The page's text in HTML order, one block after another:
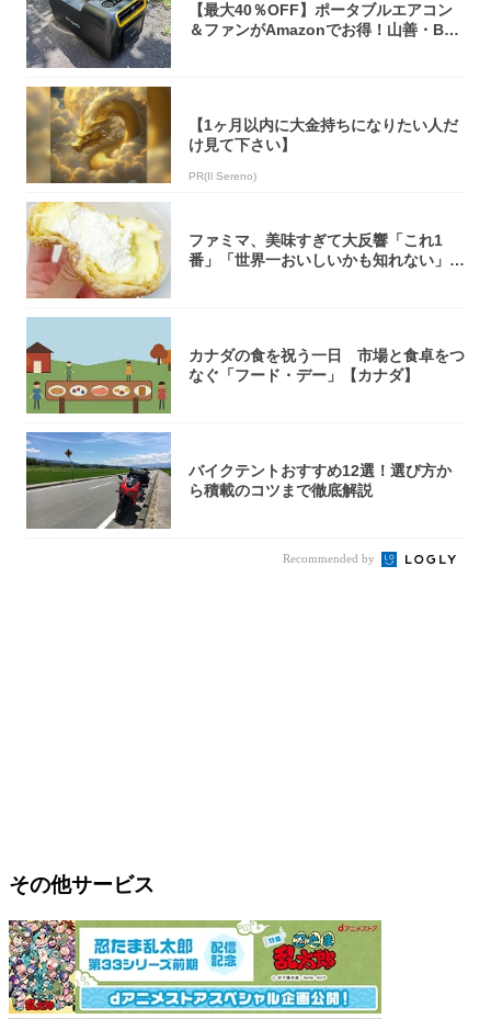
【最大40％OFF】ポータブルエアコン
＆ファンがAmazonでお得！山善・Bo
【1ヶ月以内に大金持ちになりたい人だ
け見て下さい】
PR(Il Sereno)
ファミマ、美味すぎて大反響「これ1
番」「世界一おいしいかも知れない」
カナダの食を祝う一日 市場と食卓をつ
なぐ「フード・デー」【カナダ】
バイクテントおすすめ12選！選び方か
ら積載のコツまで徹底解説
Recommended by
その他サービス